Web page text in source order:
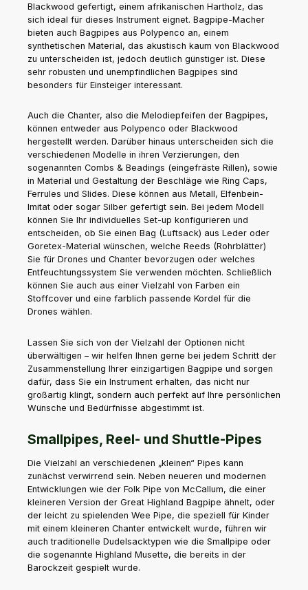
Blackwood gefertigt, einem afrikanischen Hartholz, das
sich ideal für dieses Instrument eignet. Bagpipe-Macher
bieten auch Bagpipes aus Polypenco an, einem
synthetischen Material, das akustisch kaum von Blackwood
zu unterscheiden ist, jedoch deutlich günstiger ist. Diese
sehr robusten und unempfindlichen Bagpipes sind
besonders für Einsteiger interessant.
Auch die Chanter, also die Melodiepfeifen der Bagpipes,
können entweder aus Polypenco oder Blackwood
hergestellt werden. Darüber hinaus unterscheiden sich die
verschiedenen Modelle in ihren Verzierungen, den
sogenannten Combs & Beadings (eingefräste Rillen), sowie
in Material und Gestaltung der Beschläge wie Ring Caps,
Ferrules und Slides. Diese können aus Metall, Elfenbein-
Imitat oder sogar Silber gefertigt sein. Bei jedem Modell
können Sie Ihr individuelles Set-up konfigurieren und
entscheiden, ob Sie einen Bag (Luftsack) aus Leder oder
Goretex-Material wünschen, welche Reeds (Rohrblätter)
Sie für Drones und Chanter bevorzugen oder welches
Entfeuchtungssystem Sie verwenden möchten. Schließlich
können Sie auch aus einer Vielzahl von Farben ein
Stoffcover und eine farblich passende Kordel für die
Drones wählen.
Lassen Sie sich von der Vielzahl der Optionen nicht
überwältigen – wir helfen Ihnen gerne bei jedem Schritt der
Zusammenstellung Ihrer einzigartigen Bagpipe und sorgen
dafür, dass Sie ein Instrument erhalten, das nicht nur
großartig klingt, sondern auch perfekt auf Ihre persönlichen
Wünsche und Bedürfnisse abgestimmt ist.
Smallpipes, Reel- und Shuttle-Pipes
Die Vielzahl an verschiedenen „kleinen“ Pipes kann
zunächst verwirrend sein. Neben neueren und modernen
Entwicklungen wie der Folk Pipe von McCallum, die einer
kleineren Version der Great Highland Bagpipe ähnelt, oder
der leicht zu spielenden Wee Pipe, die speziell für Kinder
mit einem kleineren Chanter entwickelt wurde, führen wir
auch traditionelle Dudelsacktypen wie die Smallpipe oder
die sogenannte Highland Musette, die bereits in der
Barockzeit gespielt wurde.